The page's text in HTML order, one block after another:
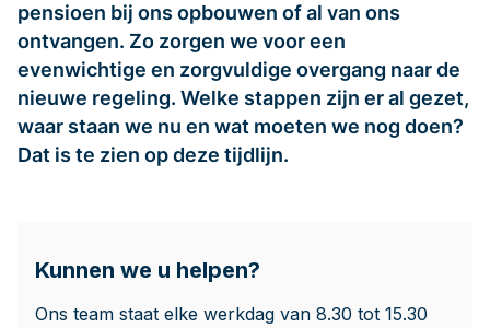
Mijn bedrijfsgegevens
Over Bpf HiBiN
Documenten
Contact
pensioen bij ons opbouwen of al van ons
ontvangen. Zo zorgen we voor een
evenwichtige en zorgvuldige overgang naar de
nieuwe regeling. Welke stappen zijn er al gezet,
waar staan we nu en wat moeten we nog doen?
Dat is te zien op deze tijdlijn.
Kunnen we u helpen?
Ons team staat elke werkdag van 8.30 tot 15.30